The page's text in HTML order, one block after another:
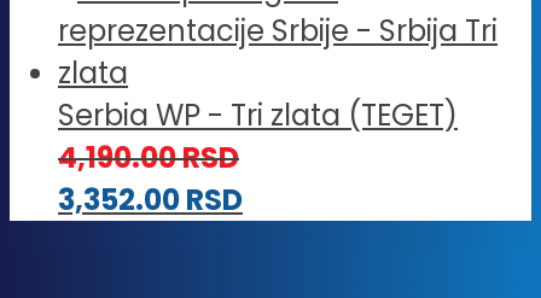
Serbia WP - Tri zlata (TEGET)
4,190.00RSD
3,352.00RSD